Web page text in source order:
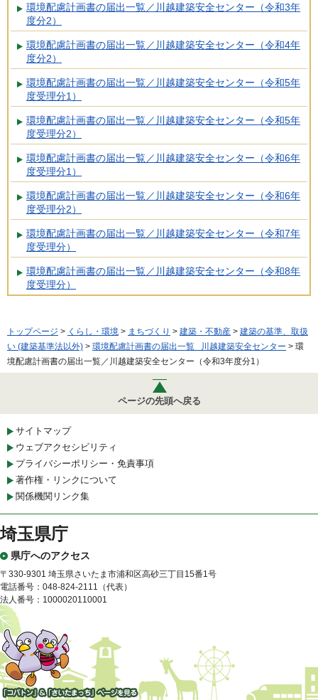
環境配慮計画書の届出一覧／川越建築安全センター（令和3年
度分2）
環境配慮計画書の届出一覧／川越建築安全センター（令和4年
度分2）
環境配慮計画書の届出一覧／川越建築安全センター（令和5年
度受理分1）
環境配慮計画書の届出一覧／川越建築安全センター（令和5年
度受理分2）
環境配慮計画書の届出一覧／川越建築安全センター（令和6年
度受理分1）
環境配慮計画書の届出一覧／川越建築安全センター（令和6年
度受理分2）
環境配慮計画書の届出一覧／川越建築安全センター（令和7年
度受理分）
環境配慮計画書の届出一覧／川越建築安全センター（令和8年
度受理分）
トップページ > くらし・環境 > まちづくり > 建築・不動産 > 建築の基準、取扱
い (建築基準法以外) > 環境配慮計画書の届出一覧 川越建築安全センター > 環
境配慮計画書の届出一覧／川越建築安全センター（令和3年度分1）
ページの先頭へ戻る
サイトマップ
ウェブアクセシビリティ
プライバシーポリシー・免責事項
著作権・リンクについて
関係機関リンク集
埼玉県庁
県庁へのアクセス
〒330-9301 埼玉県さいたま市浦和区高砂三丁目15番1号
電話番号：048-824-2111（代表）
法人番号：1000020110001
「コバトン」&「さいたまっ